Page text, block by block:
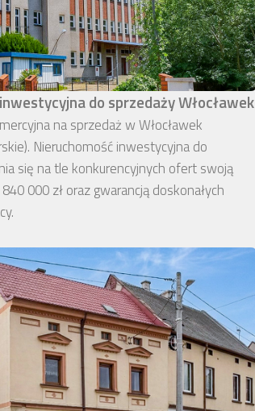
do sprzedaży Włocławek
na sprzedaż w Włocławek
Nieruchomość inwestycyjna do
się na tle konkurencyjnych ofert swoją
000 zł oraz gwarancją doskonałych